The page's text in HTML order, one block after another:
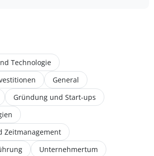
Technologie
General
Gründung und Start-ups
Zeitmanagement
Unternehmertum